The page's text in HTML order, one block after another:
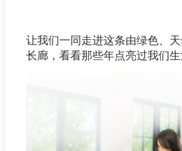
让我们一同走进这条由绿色、
长廊，看看那些年点亮过我们生